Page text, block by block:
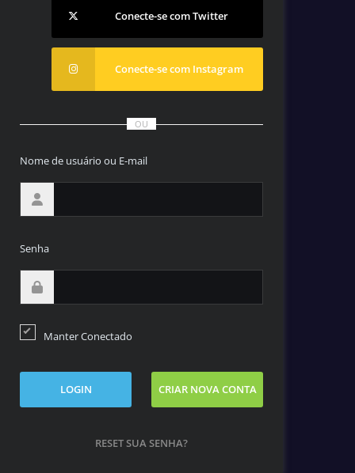
Conecte-se com Twitter
Conecte-se com Instagram
OU
Nome de usuário ou E-mail
Senha
Manter Conectado
LOGIN CRIAR NOVA CONTA
RESET SUA SENHA?